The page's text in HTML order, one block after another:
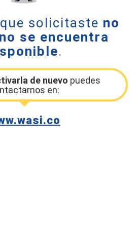
que solicitaste no
no se encuentra
.
de nuevo puedes
en: